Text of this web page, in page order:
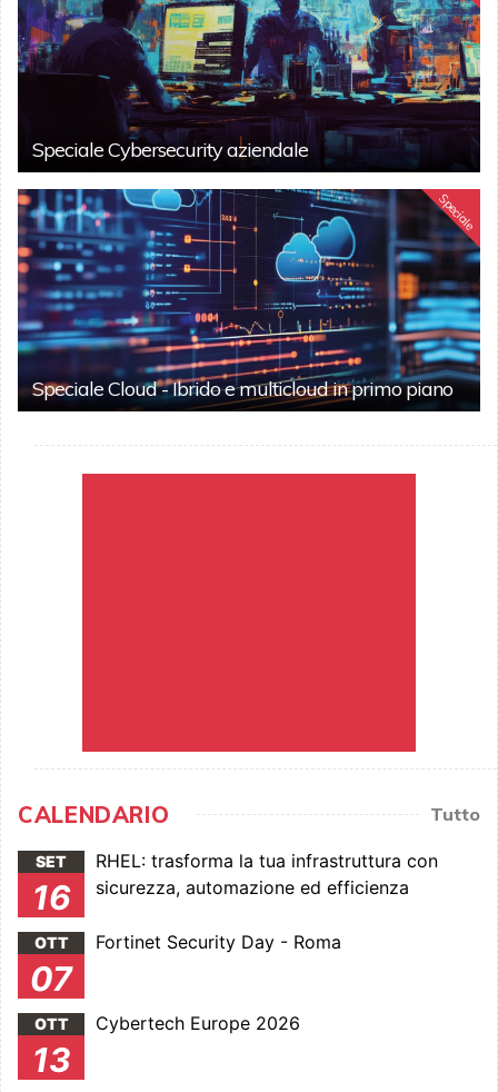
Speciale Cybersecurity aziendale
Speciale
Speciale Cloud - Ibrido e multicloud in primo piano
CALENDARIO Tutto
SET
16
RHEL: trasforma la tua infrastruttura con
sicurezza, automazione ed efficienza
OTT
07
Fortinet Security Day - Roma
OTT
13
Cybertech Europe 2026